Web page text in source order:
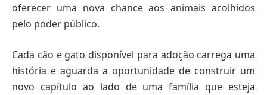
oferecer uma nova chance aos animais acolhidos
pelo poder público.
Cada cão e gato disponível para adoção carrega uma
história e aguarda a oportunidade de construir um
novo capítulo ao lado de uma família que esteja